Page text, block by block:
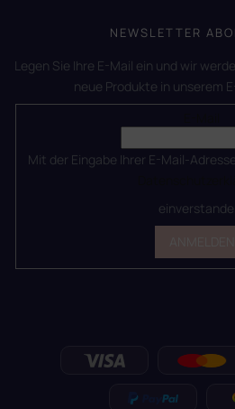
NEWSLETTER
Legen Sie Ihre E-Mail ein und wir
neue Produkte in unserem
Mit der Eingabe Ihrer E-Mail-